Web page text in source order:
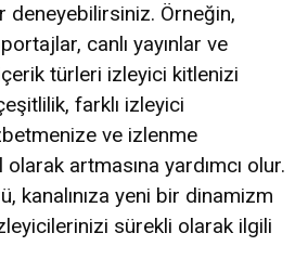
Örneğin,
canlı yayınlar ve
türleri izleyici kitlenizi
farklı izleyici
ve izlenme
olarak artmasına yardımcı olur.
kanalınıza yeni bir dinamizm
sürekli olarak ilgili